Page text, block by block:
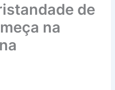
de
na